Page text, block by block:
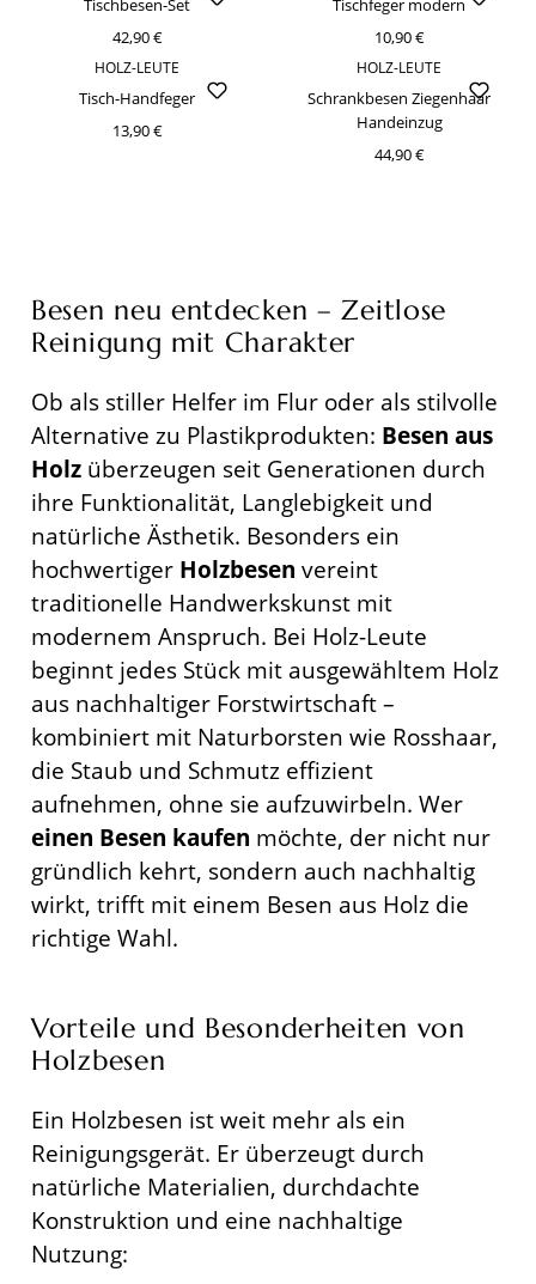
Tischbesen-Set
42,90 €
Tischfeger modern
10,90 €
HOLZ-LEUTE
Tisch-Handfeger
13,90 €
HOLZ-LEUTE
Schrankbesen Ziegenhaar
Handeinzug
44,90 €
Besen neu entdecken – Zeitlose
Reinigung mit Charakter
Ob als stiller Helfer im Flur oder als stilvolle
Alternative zu Plastikprodukten: Besen aus
Holz überzeugen seit Generationen durch
ihre Funktionalität, Langlebigkeit und
natürliche Ästhetik. Besonders ein
hochwertiger Holzbesen vereint
traditionelle Handwerkskunst mit
modernem Anspruch. Bei Holz-Leute
beginnt jedes Stück mit ausgewähltem Holz
aus nachhaltiger Forstwirtschaft –
kombiniert mit Naturborsten wie Rosshaar,
die Staub und Schmutz effizient
aufnehmen, ohne sie aufzuwirbeln. Wer
einen Besen kaufen möchte, der nicht nur
gründlich kehrt, sondern auch nachhaltig
wirkt, trifft mit einem Besen aus Holz die
richtige Wahl.
Vorteile und Besonderheiten von
Holzbesen
Ein Holzbesen ist weit mehr als ein
Reinigungsgerät. Er überzeugt durch
natürliche Materialien, durchdachte
Konstruktion und eine nachhaltige
Nutzung: